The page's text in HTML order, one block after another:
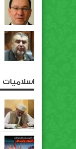
اسلاميات